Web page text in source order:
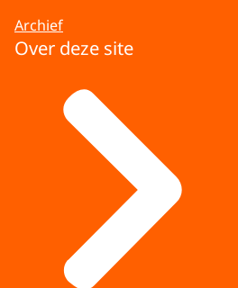
Archief
Over deze site